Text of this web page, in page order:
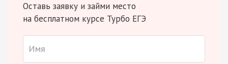
Оставь заявку и займи место
на бесплатном курсе Турбо ЕГЭ